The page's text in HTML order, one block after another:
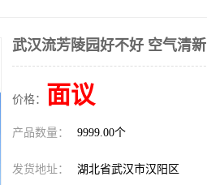
武汉流芳陵园好不好 空气清新
价格： 面议
产品数量： 9999.00个
发货地址： 湖北省武汉市汉阳区